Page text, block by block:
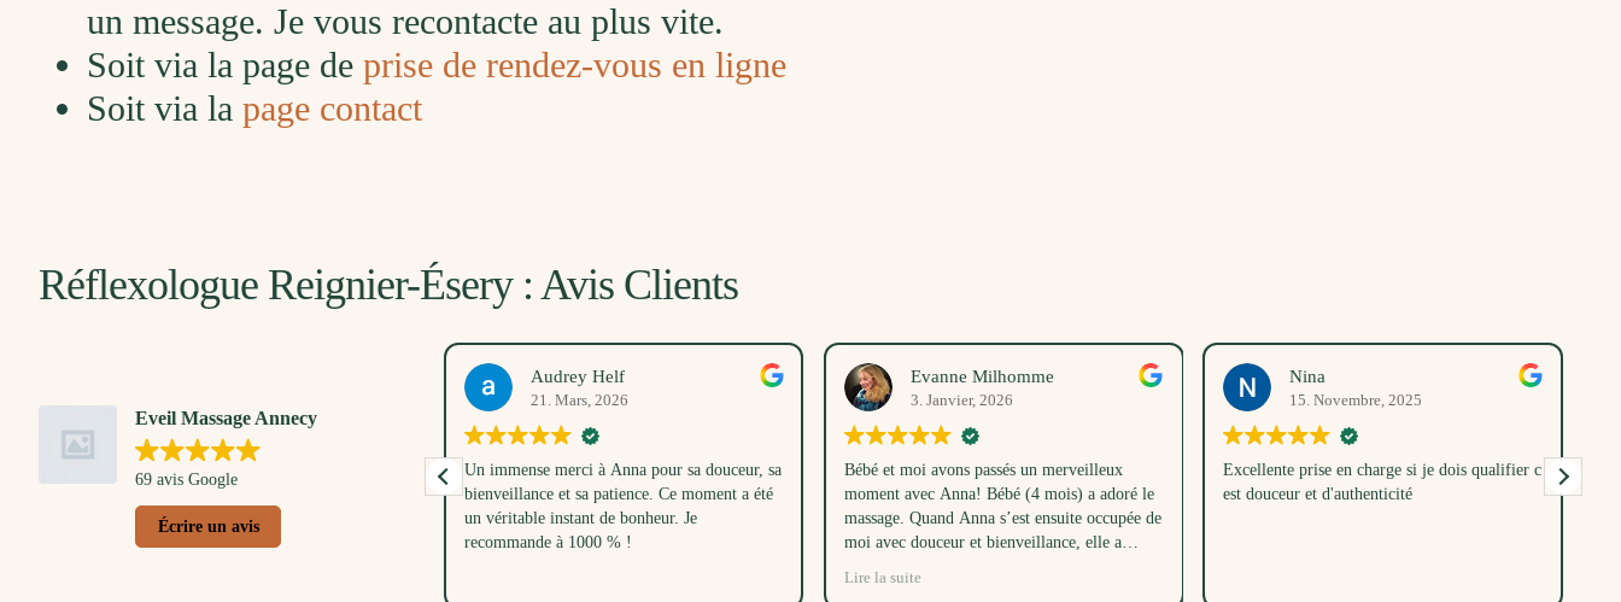
un message. Je vous recontacte au plus vite.
Soit via la page de prise de rendez-vous en ligne
Soit via la page contact
Réflexologue Reignier-Ésery : Avis Clients
Eveil Massage Annecy
69 avis Google
Écrire un avis
Un très bon moment partagé avec mon petit
loulou. Anna nous a d'abord montré et
expliqué les gestes pour masser bébé, tout en
respectant ses envies et son rythme. Ensuite
Audrey Helf
21. Mars, 2026
Un immense merci à Anna pour sa douceur, sa
bienveillance et sa patience. Ce moment a été
un véritable instant de bonheur. Je
recommande à 1000 % !
Evanne Milhomme
3. Janvier, 2026
Bébé et moi avons passés un merveilleux
moment avec Anna! Bébé (4 mois) a adoré le
massage. Quand Anna s’est ensuite occupée de
moi avec douceur et bienveillance, elle a
Lire la suite
Nina
15. Novembre, 2025
Excellente prise en charge si je dois qualifier c
est douceur et d'authenticité